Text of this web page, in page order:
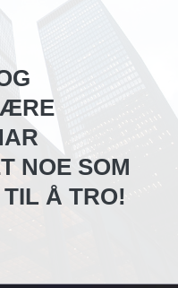
NOE SOM
Å TRO!